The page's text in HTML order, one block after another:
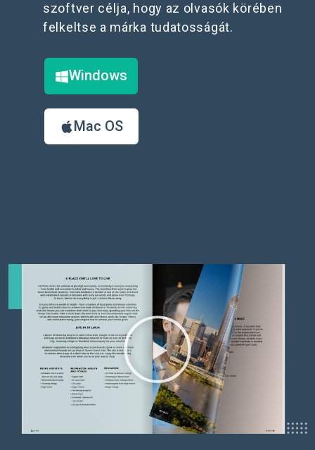
szoftver célja, hogy az olvasók körében
felkeltse a márka tudatosságát.
Windows
Mac OS